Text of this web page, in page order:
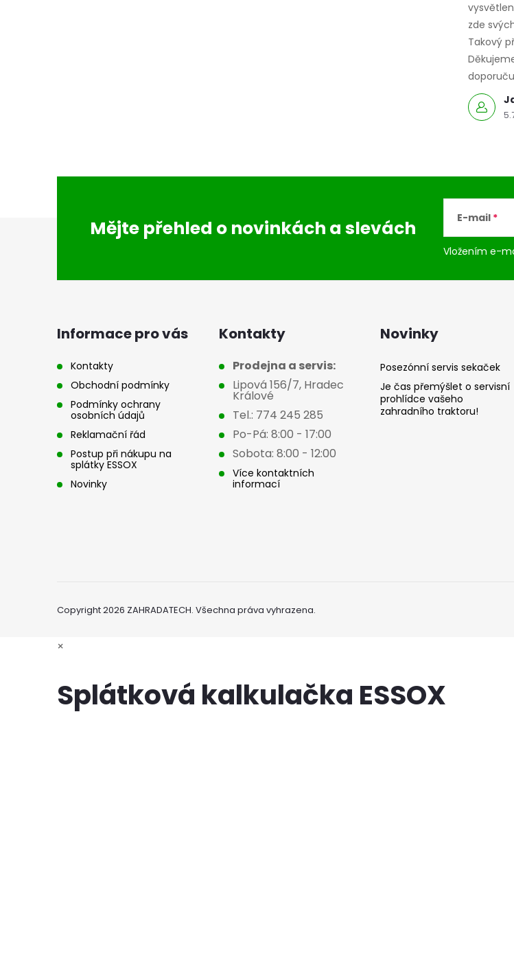
zde
Takový
Mějte přehled o novinkách a slevách E-mail
Vložením e-
Informace pro vás
Kontakty
Obchodní podmínky
Podmínky ochrany
osobních údajů
Reklamační řád
Postup při nákupu na
splátky ESSOX
Novinky
Kontakty
Prodejna a servis:
Lipová 156/7, Hradec
Králové
Tel.: 774 245 285
Po-Pá: 8:00 - 17:00
Sobota: 8:00 - 12:00
Více kontaktních
informací
Novinky
Posezónní servis sekaček
Je čas přemýšlet o servisní
prohlídce vašeho
zahradního traktoru!
Copyright 2026 ZAHRADATECH. Všechna práva vyhrazena.
×
Splátková kalkulačka ESSOX